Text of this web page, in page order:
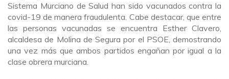
Sistema Murciano de Salud han sido vacunados contra la
covid-19 de manera fraudulenta. Cabe destacar, que entre
las personas vacunadas se encuentra Esther Clavero,
alcaldesa de Molina de Segura por el PSOE, demostrando
una vez más que ambos partidos engañan por igual a la
clase obrera murciana.